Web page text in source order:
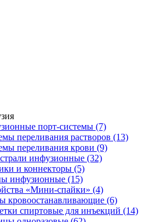
порт-системы (7)
переливания растворов (13)
переливания крови (9)
инфузионные (32)
и коннекторы (5)
инфузионные (15)
«Мини-спайки» (4)
кровоостанавливающие (6)
спиртовые для инъекций (14)